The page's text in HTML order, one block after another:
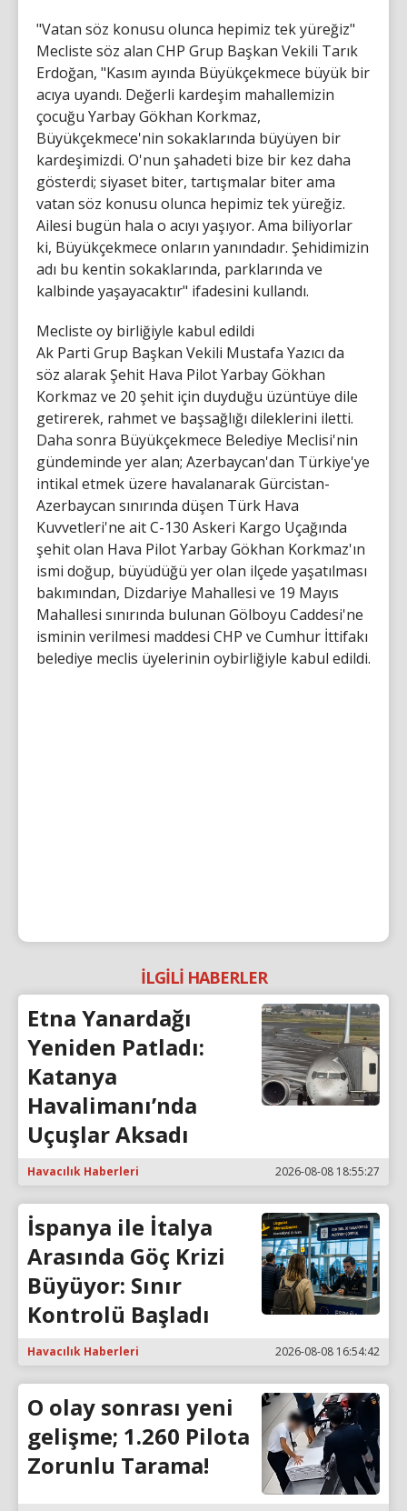
"Vatan söz konusu olunca hepimiz tek yüreğiz"
Mecliste söz alan CHP Grup Başkan Vekili Tarık
Erdoğan, "Kasım ayında Büyükçekmece büyük bir
acıya uyandı. Değerli kardeşim mahallemizin
çocuğu Yarbay Gökhan Korkmaz,
Büyükçekmece'nin sokaklarında büyüyen bir
kardeşimizdi. O'nun şahadeti bize bir kez daha
gösterdi; siyaset biter, tartışmalar biter ama
vatan söz konusu olunca hepimiz tek yüreğiz.
Ailesi bugün hala o acıyı yaşıyor. Ama biliyorlar
ki, Büyükçekmece onların yanındadır. Şehidimizin
adı bu kentin sokaklarında, parklarında ve
kalbinde yaşayacaktır" ifadesini kullandı.
Mecliste oy birliğiyle kabul edildi
Ak Parti Grup Başkan Vekili Mustafa Yazıcı da
söz alarak Şehit Hava Pilot Yarbay Gökhan
Korkmaz ve 20 şehit için duyduğu üzüntüye dile
getirerek, rahmet ve başsağlığı dileklerini iletti.
Daha sonra Büyükçekmece Belediye Meclisi'nin
gündeminde yer alan; Azerbaycan'dan Türkiye'ye
intikal etmek üzere havalanarak Gürcistan-
Azerbaycan sınırında düşen Türk Hava
Kuvvetleri'ne ait C-130 Askeri Kargo Uçağında
şehit olan Hava Pilot Yarbay Gökhan Korkmaz'ın
ismi doğup, büyüdüğü yer olan ilçede yaşatılması
bakımından, Dizdariye Mahallesi ve 19 Mayıs
Mahallesi sınırında bulunan Gölboyu Caddesi'ne
isminin verilmesi maddesi CHP ve Cumhur İttifakı
belediye meclis üyelerinin oybirliğiyle kabul edildi.
İLGİLİ HABERLER
Etna Yanardağı
Yeniden Patladı:
Katanya
Havalimanı’nda
Uçuşlar Aksadı
Havacılık Haberleri 2026-08-08 18:55:27
İspanya ile İtalya
Arasında Göç Krizi
Büyüyor: Sınır
Kontrolü Başladı
Havacılık Haberleri 2026-08-08 16:54:42
O olay sonrası yeni
gelişme; 1.260 Pilota
Zorunlu Tarama!